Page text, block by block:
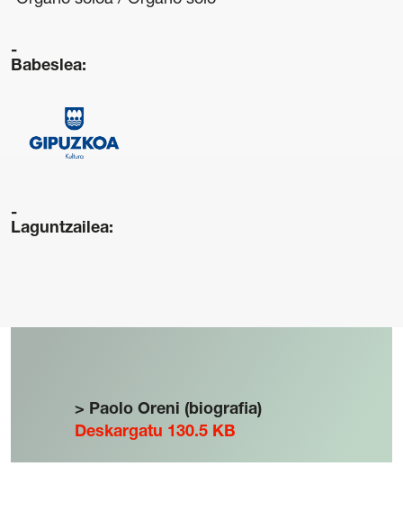
Babeslea:
Laguntzailea:
> Paolo Oreni (biografia)
Deskargatu 130.5 KB